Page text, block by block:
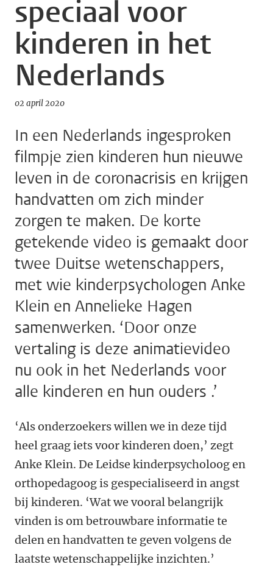
speciaal voor
kinderen in het
Nederlands
02 april 2020
In een Nederlands ingesproken
filmpje zien kinderen hun nieuwe
leven in de coronacrisis en krijgen
handvatten om zich minder
zorgen te maken. De korte
getekende video is gemaakt door
twee Duitse wetenschappers,
met wie kinderpsychologen Anke
Klein en Annelieke Hagen
samenwerken. ‘Door onze
vertaling is deze animatievideo
nu ook in het Nederlands voor
alle kinderen en hun ouders .’
‘Als onderzoekers willen we in deze tijd
heel graag iets voor kinderen doen,’ zegt
Anke Klein. De Leidse kinderpsycholoog en
orthopedagoog is gespecialiseerd in angst
bij kinderen. ‘Wat we vooral belangrijk
vinden is om betrouwbare informatie te
delen en handvatten te geven volgens de
laatste wetenschappelijke inzichten.’